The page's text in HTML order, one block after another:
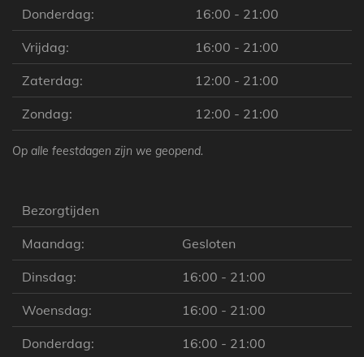
Donderdag: 16:00 - 21:00
Vrijdag: 16:00 - 21:00
Zaterdag: 12:00 - 21:00
Zondag: 12:00 - 21:00
Op alle feestdagen zijn we geopend.
Bezorgtijden
Maandag: Gesloten
Dinsdag: 16:00 - 21:00
Woensdag: 16:00 - 21:00
Donderdag: 16:00 - 21:00